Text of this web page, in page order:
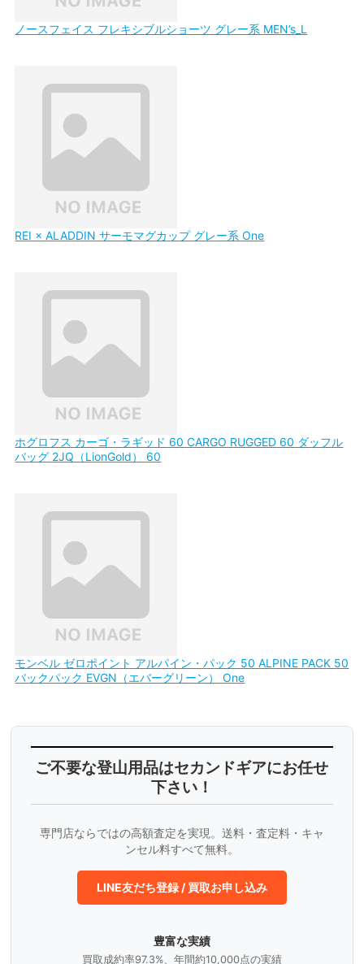
ノースフェイス フレキシブルショーツ グレー系 MEN’s_L
REI × ALADDIN サーモマグカップ グレー系 One
ホグロフス カーゴ・ラギッド 60 CARGO RUGGED 60 ダッフル
バッグ 2JQ（LionGold） 60
モンベル ゼロポイント アルパイン・パック 50 ALPINE PACK 50
バックパック EVGN（エバーグリーン） One
ご不要な登山用品はセカンドギアにお任せ
下さい！
専門店ならではの高額査定を実現。送料・査定料・キャ
ンセル料すべて無料。
LINE友だち登録 / 買取お申し込み
豊富な実績
買取成約率97.3%、年間約10,000点の実績